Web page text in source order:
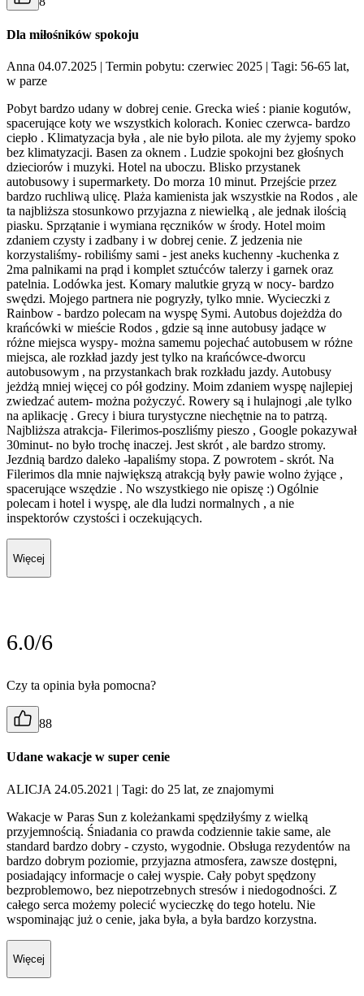
Dla miłośników spokoju
Anna 04.07.2025 | Termin pobytu: czerwiec 2025 | Tagi: 56-65 lat,
w parze
Pobyt bardzo udany w dobrej cenie. Grecka wieś : pianie kogutów,
spacerujące koty we wszystkich kolorach. Koniec czerwca- bardzo
ciepło . Klimatyzacja była , ale nie było pilota. ale my żyjemy spoko
bez klimatyzacji. Basen za oknem . Ludzie spokojni bez głośnych
dzieciorów i muzyki. Hotel na uboczu. Blisko przystanek
autobusowy i supermarkety. Do morza 10 minut. Przejście przez
bardzo ruchliwą ulicę. Plaża kamienista jak wszystkie na Rodos , ale
ta najbliższa stosunkowo przyjazna z niewielką , ale jednak ilością
piasku. Sprzątanie i wymiana ręczników w środy. Hotel moim
zdaniem czysty i zadbany i w dobrej cenie. Z jedzenia nie
korzystaliśmy- robiliśmy sami - jest aneks kuchenny -kuchenka z
2ma palnikami na prąd i komplet sztućców talerzy i garnek oraz
patelnia. Lodówka jest. Komary malutkie gryzą w nocy- bardzo
swędzi. Mojego partnera nie pogryzły, tylko mnie. Wycieczki z
Rainbow - bardzo polecam na wyspę Symi. Autobus dojeżdża do
krańcówki w mieście Rodos , gdzie są inne autobusy jadące w
różne miejsca wyspy- można samemu pojechać autobusem w różne
miejsca, ale rozkład jazdy jest tylko na krańcówce-dworcu
autobusowym , na przystankach brak rozkładu jazdy. Autobusy
jeżdżą mniej więcej co pół godziny. Moim zdaniem wyspę najlepiej
zwiedzać autem- można pożyczyć. Rowery są i hulajnogi ,ale tylko
na aplikację . Grecy i biura turystyczne niechętnie na to patrzą.
Najbliższa atrakcja- Filerimos-poszliśmy pieszo , Google pokazywał
30minut- no było trochę inaczej. Jest skrót , ale bardzo stromy.
Jezdnią bardzo daleko -łapaliśmy stopa. Z powrotem - skrót. Na
Filerimos dla mnie największą atrakcją były pawie wolno żyjące ,
spacerujące wszędzie . No wszystkiego nie opiszę :) Ogólnie
polecam i hotel i wyspę, ale dla ludzi normalnych , a nie
inspektorów czystości i oczekujących.
Więcej
6.0/6
Czy ta opinia była pomocna?
88
Udane wakacje w super cenie
ALICJA 24.05.2021 | Tagi: do 25 lat, ze znajomymi
Wakacje w Paras Sun z koleżankami spędziłyśmy z wielką
przyjemnością. Śniadania co prawda codziennie takie same, ale
standard bardzo dobry - czysto, wygodnie. Obsługa rezydentów na
bardzo dobrym poziomie, przyjazna atmosfera, zawsze dostępni,
posiadający informacje o całej wyspie. Cały pobyt spędzony
bezproblemowo, bez niepotrzebnych stresów i niedogodności. Z
całego serca możemy polecić wycieczkę do tego hotelu. Nie
wspominając już o cenie, jaka była, a była bardzo korzystna.
Więcej